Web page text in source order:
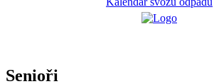
Senioři